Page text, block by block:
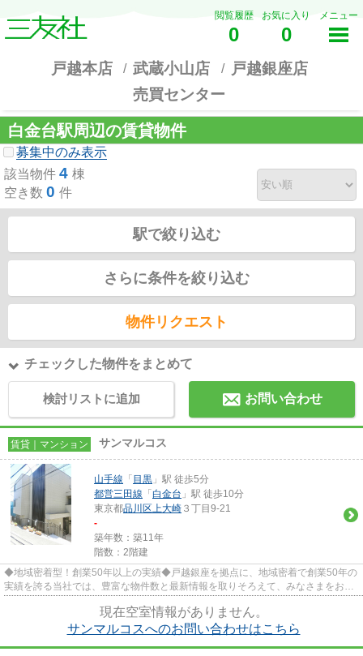
閲覧履歴
0
お気に入り
0
メニュー
戸越本店 武蔵小山店
戸越銀座店
売買センター
白金台駅周辺の賃貸物件
募集中のみ表示
該当物件 4 棟
空き数 0 件
駅で絞り込む
さらに条件を絞り込む
物件リクエスト
チェックした物件をまとめて
検討リストに追加 お問い合わせ
賃貸｜マンション サンマルコス
山手線 「 目黒 」駅 徒歩5分
都営三田線 「 白金台 」駅 徒歩10分
東京都品川区上大崎 ３丁目9-21
-
築年数：築11年
階数：2階建
◆地域密着型！創業50年以上の実績◆戸越銀座を拠点に、地域密着で創業50年の
実績を誇る当社では、豊富な物件数と最新情報を取りそろえて、みなさまをお待
現在空室情報がありません。
サンマルコスへのお問い合わせはこちら